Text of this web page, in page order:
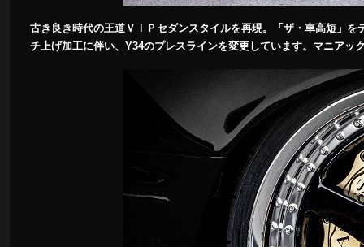
古き良き時代の王道ＶＩＰセダンスタイルを再現。「ザ・車高短」
チ上げ加工に伴い、Y34のプレスラインを変更しています。マニアッ